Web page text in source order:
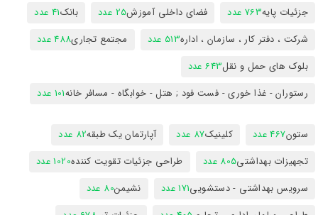
جزئیات پایه763 عدد فضای داخلی آموزش25 عدد بانک41 عدد
شرکت ، دفتر کار ، سازمان ، اداره513 عدد مجتمع تجاری488 عدد
بلوک های حمل و نقل643 عدد
رستوران - غذا خوری - فست فود ; هتل - خوابگاه - مسافر خانه101 عدد
ستون467 عدد کلینیک87 عدد آپارتمان یک طبقه82 عدد
تجهیزات بهداشتی805 عدد طراحی جزئیات تقویت کننده1020 عدد
سرویس بهداشتی - دستشویی171 عدد نشیمن80 عدد